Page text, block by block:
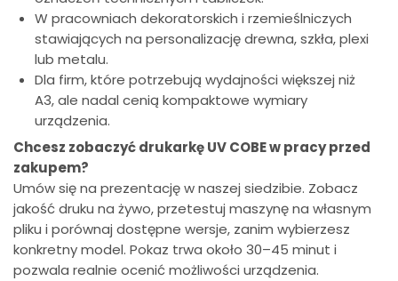
W pracowniach dekoratorskich i rzemieślniczych
stawiających na personalizację drewna, szkła, plexi
lub metalu.
Dla firm, które potrzebują wydajności większej niż
A3, ale nadal cenią kompaktowe wymiary
urządzenia.
Chcesz zobaczyć drukarkę UV COBE w pracy przed
zakupem?
Umów się na prezentację w naszej siedzibie. Zobacz
jakość druku na żywo, przetestuj maszynę na własnym
pliku i porównaj dostępne wersje, zanim wybierzesz
konkretny model. Pokaz trwa około 30–45 minut i
pozwala realnie ocenić możliwości urządzenia.